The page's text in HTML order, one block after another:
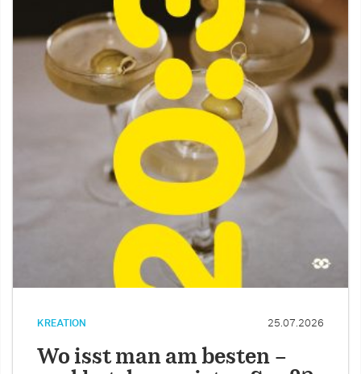
KREATION 25.07.2026
Wo isst man am besten –